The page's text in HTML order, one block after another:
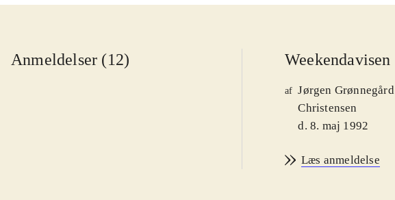
Anmeldelser (12) Weekendavisen
af Jørgen Grønnegård
Christensen
d. 8. maj 1992
Læs anmeldelse